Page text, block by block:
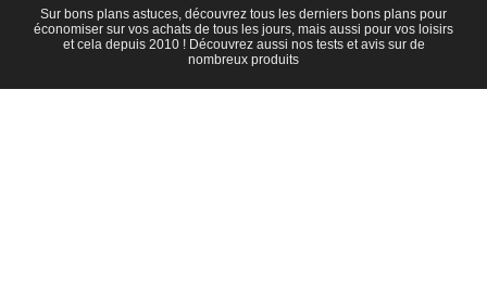
Sur bons plans astuces, découvrez tous les derniers bons plans pour
économiser sur vos achats de tous les jours, mais aussi pour vos loisirs
et cela depuis 2010 ! Découvrez aussi nos tests et avis sur de
nombreux produits